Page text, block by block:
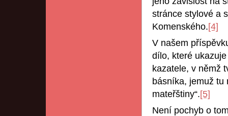
stránce stylové a
Komenského.[4]
V našem
dílo, které
kazatele, v němž
básníka, jemuž tu
mateřštiny“.[5]
Není pochyb o